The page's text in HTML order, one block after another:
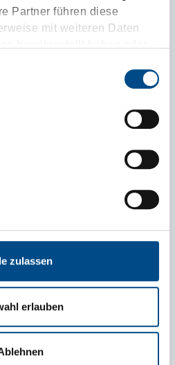
Partner führen diese
mit weiteren Daten
bereitgestellt haben oder
zulassen
erlauben